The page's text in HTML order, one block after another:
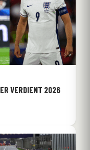
VERDIENT 2026 A